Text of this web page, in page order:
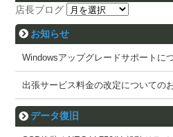
店長ブログ
お知らせ
Windowsアップグレードサポートに
出張サービス料金の改定についての
データ復旧